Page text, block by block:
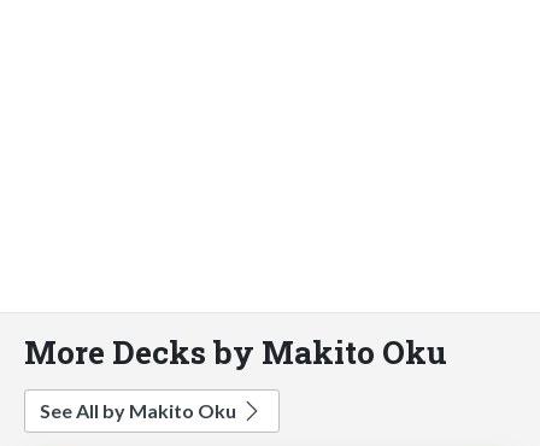
More Decks by Makito Oku
See All by Makito Oku